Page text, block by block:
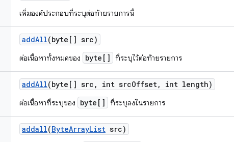
เพิ่มองค์ประกอบที่ระบุต่อท้ายรายการนี้
addAll(byte[] src)
ต่อเนื้อหาทั้งหมดของ byte[] ที่ระบุไว้ต่อท้ายรายการ
addAll(byte[] src , int srcOffset, int length)
ต่อเนื้อหาที่ระบุของ byte[] ที่ระบุลงในรายการ
addall(ByteArrayList src)